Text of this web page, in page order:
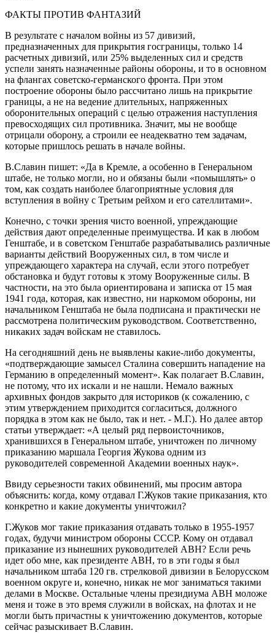
ФАКТЫ ПРОТИВ ФАНТАЗИЙ
В результате с началом войны из 57 дивизий,
предназначенных для прикрытия госграницы, только 14
расчетных дивизий, или 25% выделенных сил и средств
успели занять назначенные районы обороны, и то в основном
на флангах советско-германского фронта. При этом
построение обороны было рассчитано лишь на прикрытие
границы, а не на ведение длительных, напряженных
оборонительных операций с целью отражения наступления
превосходящих сил противника. Значит, мы не вообще
отрицали оборону, а строили ее неадекватно тем задачам,
которые пришлось решать в начале войны.
В.Славин пишет: «Да в Кремле, а особенно в Генеральном
штабе, не только могли, но и обязаны были «помышлять» о
том, как создать наиболее благоприятные условия для
вступления в войну с Третьим рейхом и его сателлитами».
Конечно, с точки зрения чисто военной, упреждающие
действия дают определенные преимущества. И как в любом
Генштабе, и в советском Генштабе разрабатывались различные
варианты действий Вооруженных сил, в том числе и
упреждающего характера на случай, если этого потребует
обстановка и будут готовы к этому Вооруженные силы. В
частности, на это была ориентирована и записка от 15 мая
1941 года, которая, как известно, ни наркомом обороны, ни
начальником Генштаба не была подписана и практически не
рассмотрена политическим руководством. Соответственно,
никаких задач войскам не ставилось.
На сегодняшний день не выявлены какие-либо документы,
«подтверждающие замысел Сталина совершить нападение на
Германию в определенный момент». Как полагает В.Славин,
не потому, что их искали и не нашли. Немало важных
архивных фондов закрыто для историков (к сожалению, с
этим утверждением приходится согласиться, должного
порядка в этом как не было, так и нет. - М.Г.). Но далее автор
статьи утверждает: «А целый ряд первоисточников,
хранившихся в Генеральном штабе, уничтожен по личному
приказанию маршала Георгия Жукова одним из
руководителей современной Академии военных наук».
Ввиду серьезности таких обвинений, мы просим автора
объяснить: когда, кому отдавал Г.Жуков такие приказания, кто
конкретно и какие документы уничтожил?
Г.Жуков мог такие приказания отдавать только в 1955-1957
годах, будучи министром обороны СССР. Кому он отдавал
приказание из нынешних руководителей АВН? Если речь
идет обо мне, как президенте АВН, то в эти годы я был
начальником штаба 120 гв. стрелковой дивизии в Белорусском
военном округе и, конечно, никак не мог заниматься такими
делами в Москве. Остальные члены президиума АВН моложе
меня и тоже в это время служили в войсках, на флотах и не
могли быть причастны к уничтожению документов, которые
сейчас разыскивает В.Славин.